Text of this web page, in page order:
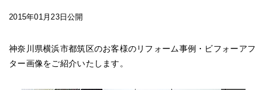
2015年01月23日公開
神奈川県横浜市都筑区のお客様のリフォーム事例・ビフォーアフ
ター画像をご紹介いたします。